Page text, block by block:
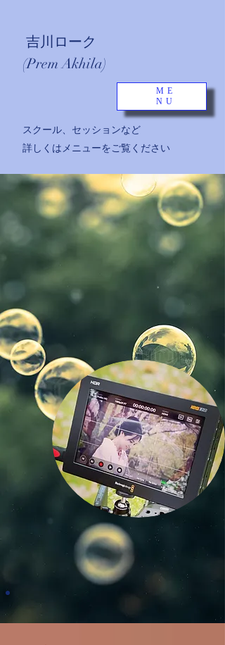
吉川ローク
(Prem Akhila)
ME
NU
​スクール、セッションなど
詳しくはメニューをご覧ください